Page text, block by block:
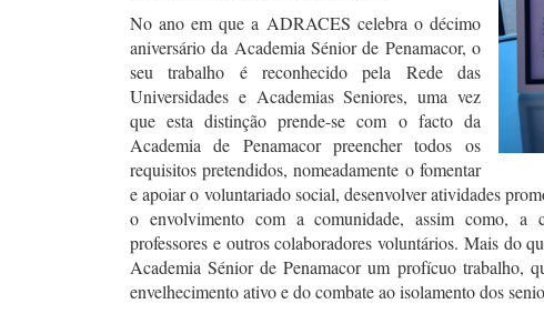
No ano em que a ADRACES celebra o décimo
aniversário da Academia Sénior de Penamacor, o
seu trabalho é reconhecido pela Rede das
Universidades e Academias Seniores, uma vez
que esta distinção prende-se com o facto da
Academia de Penamacor preencher todos os
requisitos pretendidos, nomeadamente o fomentar
e apoiar o voluntariado social, desenvolver atividades
o envolvimento com a comunidade, assim como, a
professores e outros colaboradores voluntários. Mais do
Academia Sénior de Penamacor um profícuo trabalho,
envelhecimento ativo e do combate ao isolamento dos